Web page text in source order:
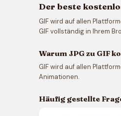
Der beste
GIF wird auf allen
GIF vollständig in Ihrem
Warum JPG zu GIF
GIF wird auf allen
Animationen.
Häufig gestellte